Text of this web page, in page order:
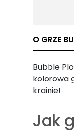
O GRZE
Bubble
kolorowa
krainie!
Jak